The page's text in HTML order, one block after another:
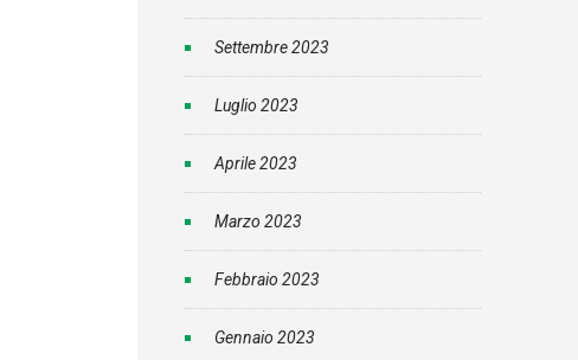
Settembre 2023
Luglio 2023
Aprile 2023
Marzo 2023
Febbraio 2023
Gennaio 2023